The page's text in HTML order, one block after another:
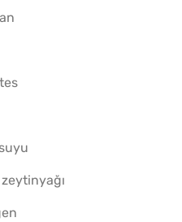
Adımlarına Geç
zeytinyağı